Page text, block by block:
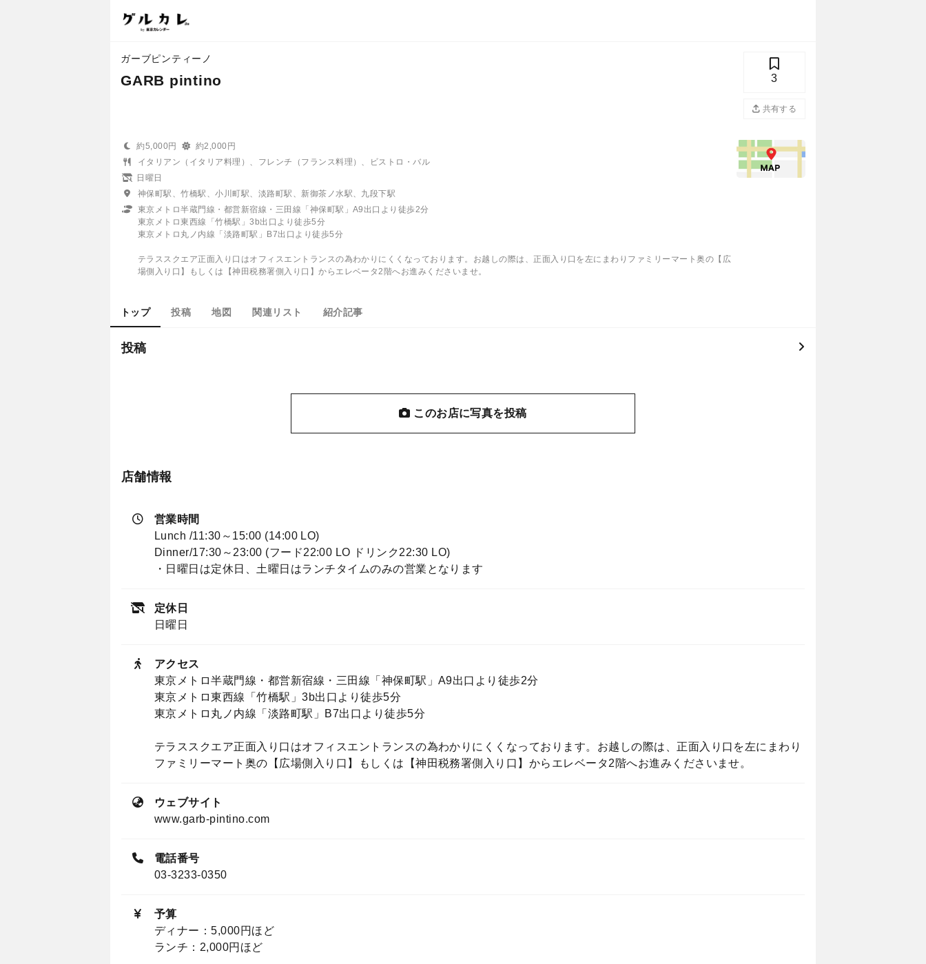
ガーブピンティーノ
GARB pintino 3
共有する
約5,000円
約2,000円
イタリアン（イタリア料理）、フレンチ（フランス料理）、ビストロ・バル
日曜日
神保町駅、竹橋駅、小川町駅、淡路町駅、新御茶ノ水駅、九段下駅
東京メトロ半蔵門線・都営新宿線・三田線「神保町駅」A9出口より徒歩2分
東京メトロ東西線「竹橋駅」3b出口より徒歩5分
東京メトロ丸ノ内線「淡路町駅」B7出口より徒歩5分
テラススクエア正面入り口はオフィスエントランスの為わかりにくくなっております。お越しの際は、正面入り口を左にまわりファミリーマート奥の【広
場側入り口】もしくは【神田税務署側入り口】からエレベータ2階へお進みくださいませ。
トップ 投稿 地図 関連リスト 紹介記事
投稿
このお店に写真を投稿
店舗情報
営業時間
Lunch /11:30～15:00 (14:00 LO)
Dinner/17:30～23:00 (フード22:00 LO ドリンク22:30 LO)
・日曜日は定休日、土曜日はランチタイムのみの営業となります
定休日
日曜日
アクセス
東京メトロ半蔵門線・都営新宿線・三田線「神保町駅」A9出口より徒歩2分
東京メトロ東西線「竹橋駅」3b出口より徒歩5分
東京メトロ丸ノ内線「淡路町駅」B7出口より徒歩5分
テラススクエア正面入り口はオフィスエントランスの為わかりにくくなっております。お越しの際は、正面入り口を左にまわり
ファミリーマート奥の【広場側入り口】もしくは【神田税務署側入り口】からエレベータ2階へお進みくださいませ。
ウェブサイト
www.garb-pintino.com
電話番号
03-3233-0350
予算
ディナー：5,000円ほど
ランチ：2,000円ほど